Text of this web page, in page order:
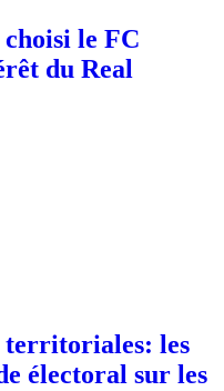
le FC
du Real
territoriales: les
électoral sur les